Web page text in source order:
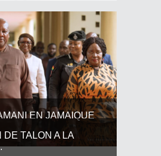
EN JAMAIQUE
DE TALON A LA